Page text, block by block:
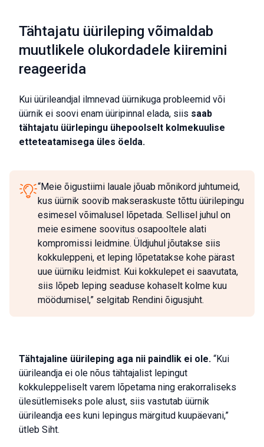
Tähtajatu üürileping võimaldab
muutlikele olukordadele kiiremini
reageerida
Kui üürileandjal ilmnevad üürnikuga probleemid või
üürnik ei soovi enam üüripinnal elada, siis saab
tähtajatu üürlepingu ühepoolselt kolmekuulise
etteteatamisega üles öelda.
“Meie õigustiimi lauale jõuab mõnikord juhtumeid,
kus üürnik soovib makseraskuste tõttu üürilepingu
esimesel võimalusel lõpetada. Sellisel juhul on
meie esimene soovitus osapooltele alati
kompromissi leidmine. Üldjuhul jõutakse siis
kokkuleppeni, et leping lõpetatakse kohe pärast
uue üürniku leidmist. Kui kokkulepet ei saavutata,
siis lõpeb leping seaduse kohaselt kolme kuu
möödumisel,” selgitab Rendini õigusjuht.
Tähtajaline üürileping aga nii paindlik ei ole. “Kui
üürileandja ei ole nõus tähtajalist lepingut
kokkuleppeliselt varem lõpetama ning erakorraliseks
ülesütlemiseks pole alust, siis vastutab üürnik
üürileandja ees kuni lepingus märgitud kuupäevani,”
ütleb Siht.